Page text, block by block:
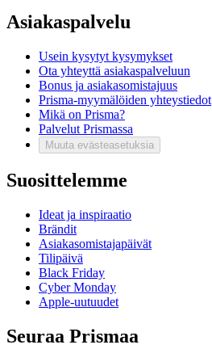
Asiakaspalvelu
Usein kysytyt kysymykset
Ota yhteyttä asiakaspalveluun
Bonus ja asiakasomistajuus
Prisma-myymälöiden yhteystiedot
Mikä on Prisma?
Palvelut Prismassa
Muuta evästeasetuksia
Suosittelemme
Ideat ja inspiraatio
Brändit
Asiakasomistajapäivät
Tilipäivä
Black Friday
Cyber Monday
Apple-uutuudet
Seuraa Prismaa